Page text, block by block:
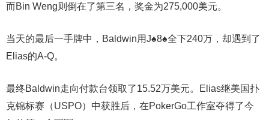
而Bin Weng则倒在了第三名，奖金为275,000美元。
当天的最后一手牌中，Baldwin用J♠8♠全下240万，却遇到了
Elias的A-Q。
最终Baldwin走向付款台领取了15.52万美元。Elias继美国扑
克锦标赛（USPO）中获胜后，在PokerGo工作室夺得了今